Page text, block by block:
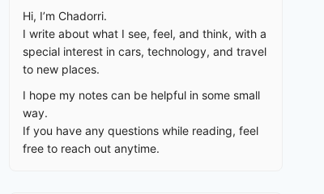
Hi, I’m Chadorri.
I write about what I see, feel, and think, with a
special interest in cars, technology, and travel
to new places.
I hope my notes can be helpful in some small
way.
If you have any questions while reading, feel
free to reach out anytime.